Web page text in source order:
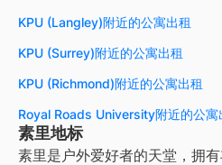
KPU (Langley)附近的公寓出租
KPU (Surrey)附近的公寓出租
KPU (Richmond)附近的公寓出租
Royal Roads University附近的公寓
素里地标
素里是户外爱好者的天堂，拥